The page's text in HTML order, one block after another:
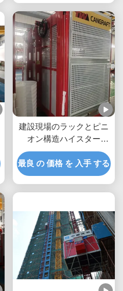
建設現場のラックとピニ
オン構造ハイスター
110kW 300mの上げ高度
熱浸しガルバン化 300m
ラックとピニオンハイス
最良 の 価格 を 入手 する